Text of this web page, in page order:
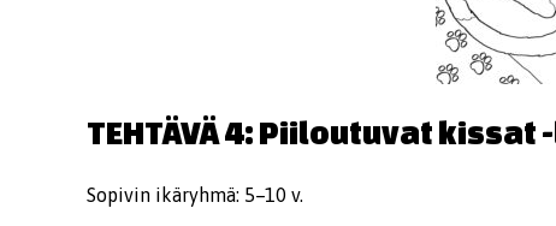
TEHTÄVÄ 4: Piiloutuvat kissat
Sopivin ikäryhmä: 5–10 v.